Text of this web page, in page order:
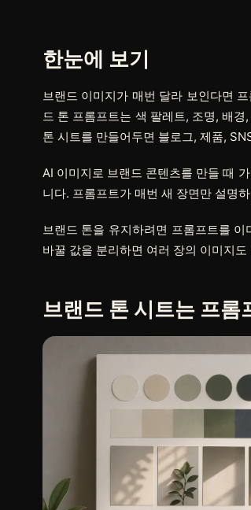
한눈에 보기
브랜드 이미지가 매번 달라 보인다면
드 톤 프롬프트는 색 팔레트, 조명, 배
톤 시트를 만들어두면 블로그, 제품,
AI 이미지로 브랜드 콘텐츠를 만들 때
니다. 프롬프트가 매번 새 장면만 설명
브랜드 톤을 유지하려면 프롬프트를
바꿀 값을 분리하면 여러 장의 이미지
브랜드 톤 시트는 프롬